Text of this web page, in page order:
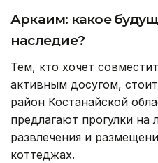
Аркаим: какое
наследие?
Тем, кто хочет
активным досугом,
район Костанайской
предлагают прогулки на
развлечения и
коттеджах.